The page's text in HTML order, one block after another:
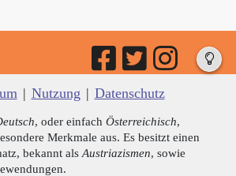
| Nutzung | Datenschutz
, oder einfach Österreichisch,
Merkmale aus. Es besitzt einen
bekannt als Austriazismen, sowie